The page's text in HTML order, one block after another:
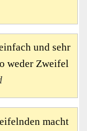
und sehr
weder Zweifel
macht